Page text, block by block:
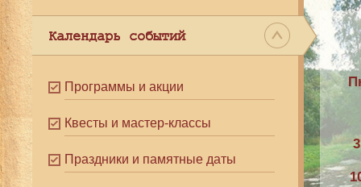
Календарь событий
Программы и акции
Квесты и мастер-классы
Праздники и памятные даты
3